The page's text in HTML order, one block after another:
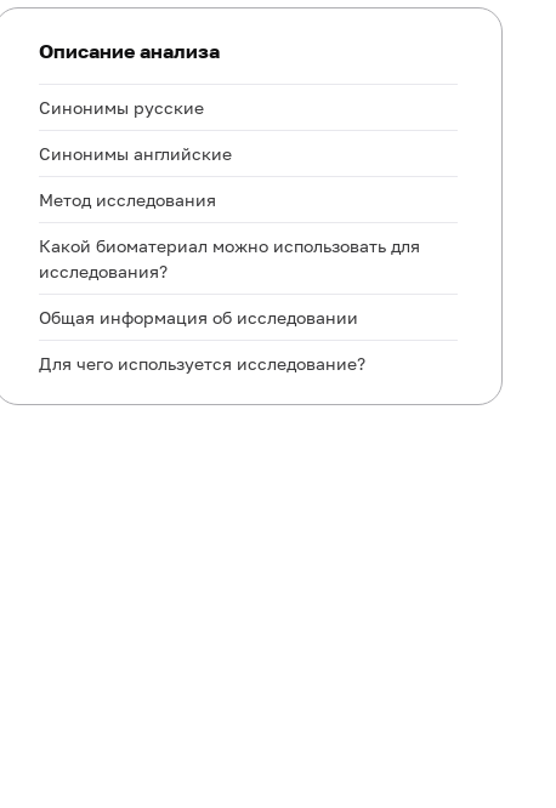
Описание анализа
Синонимы русские
Синонимы английские
Метод исследования
Какой биоматериал можно использовать для
исследования?
Общая информация об исследовании
Для чего используется исследование?
Когда назначается исследование?